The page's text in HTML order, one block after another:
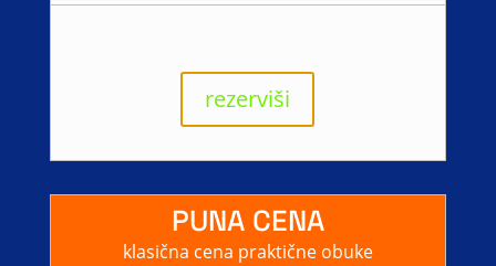
rezerviši
PUNA CENA
klasična cena praktične obuke